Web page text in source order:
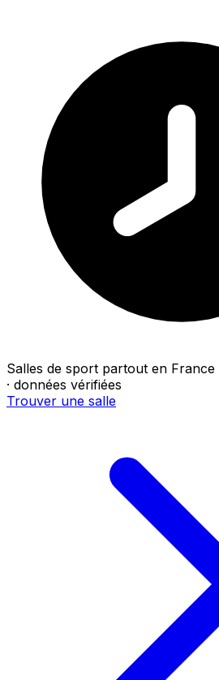
Salles de sport partout en France
· données vérifiées
Trouver une salle